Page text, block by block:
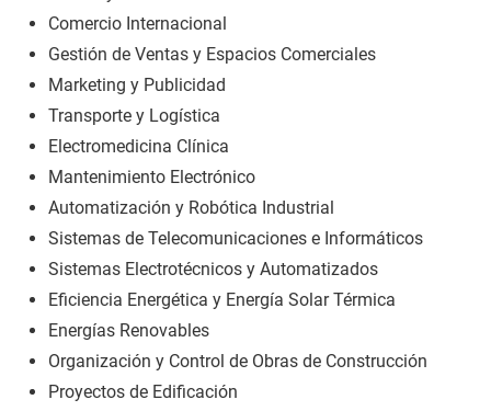
Comercio Internacional
Gestión de Ventas y Espacios Comerciales
Marketing y Publicidad
Transporte y Logística
Electromedicina Clínica
Mantenimiento Electrónico
Automatización y Robótica Industrial
Sistemas de Telecomunicaciones e Informáticos
Sistemas Electrotécnicos y Automatizados
Eficiencia Energética y Energía Solar Térmica
Energías Renovables
Organización y Control de Obras de Construcción
Proyectos de Edificación